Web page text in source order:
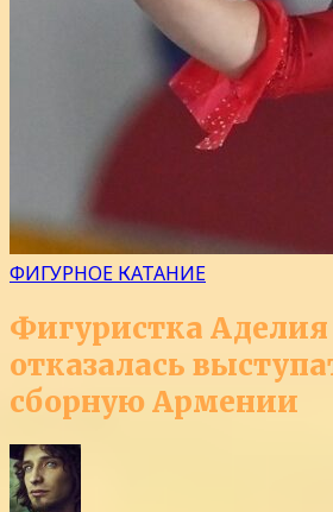
ФИГУРНОЕ КАТАНИЕ
Фигуристка
отказалась
сборную Армении